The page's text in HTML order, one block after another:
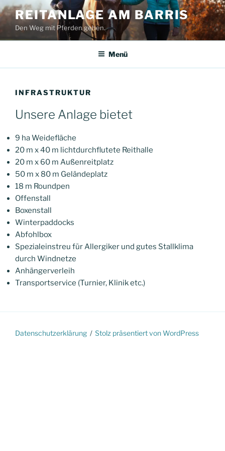
Zum
Inhalt
springen
REITANLAGE AM BARRIS
Den Weg mit Pferden gehen.
Menü
INFRASTRUKTUR
Unsere Anlage bietet
9 ha Weidefläche
20 m x 40 m lichtdurchflutete Reithalle
20 m x 60 m Außenreitplatz
50 m x 80 m Geländeplatz
18 m Roundpen
Offenstall
Boxenstall
Winterpaddocks
Abfohlbox
Spezialeinstreu für Allergiker und gutes Stallklima
durch Windnetze
Anhängerverleih
Transportservice (Turnier, Klinik etc.)
Datenschutzerklärung Stolz präsentiert von WordPress